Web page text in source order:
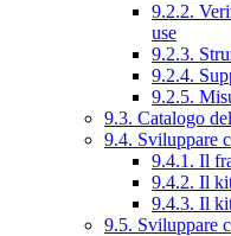
9.2.2.
use
9.2.3.
9.2.4.
9.2.5.
9.3. Catalogo
9.4. Sviluppare
9.4.1. Il
9.4.2. Il
9.4.3. Il
9.5. Sviluppare